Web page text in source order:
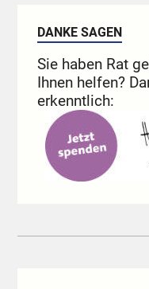
DANKE SAGEN
Sie haben Rat
Ihnen helfen?
erkenntlich: